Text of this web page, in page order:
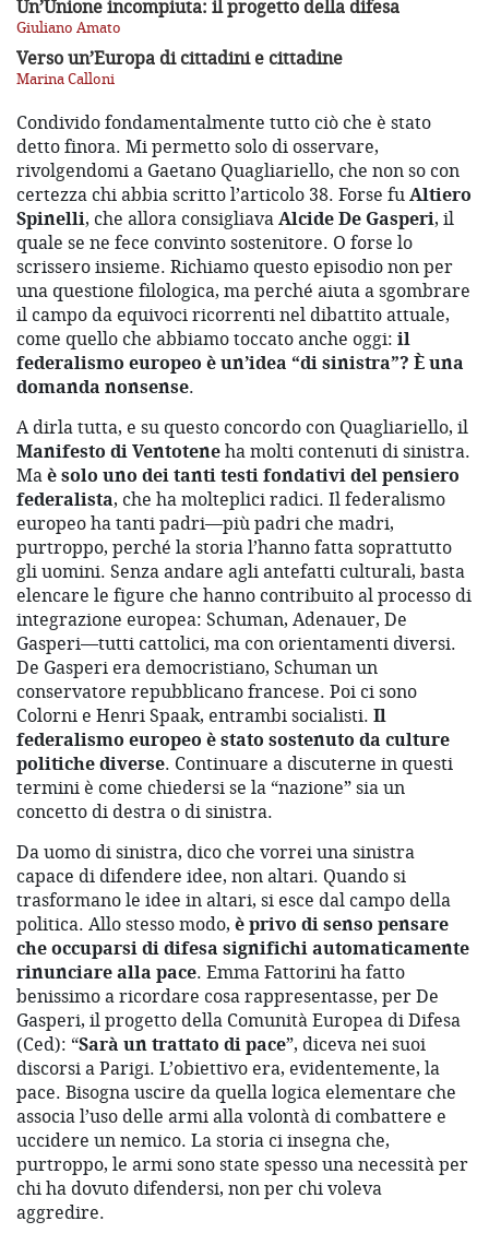
Un’Unione incompiuta: il progetto della difesa
Giuliano Amato
Verso un’Europa di cittadini e cittadine
Marina Calloni
Condivido fondamentalmente tutto ciò che è stato
detto finora. Mi permetto solo di osservare,
rivolgendomi a Gaetano Quagliariello, che non so con
certezza chi abbia scritto l’articolo 38. Forse fuAltiero
Spinelli, che allora consigliavaAlcide De Gasperi, il
quale se ne fece convinto sostenitore. O forse lo
scrissero insieme. Richiamo questo episodio non per
una questione filologica, ma perché aiuta a sgombrare
il campo da equivoci ricorrenti nel dibattito attuale,
come quello che abbiamo toccato anche oggi: il
federalismo europeo è un’idea “di sinistra”? È una
domanda nonsense.
A dirla tutta, e su questo concordo con Quagliariello, il
Manifesto di Ventoteneha molti contenuti di sinistra.
Maè solo uno dei tantitesti fondativi del pensiero
federalista, che ha molteplici radici. Il federalismo
europeo ha tanti padri—più padri che madri,
purtroppo, perché la storia l’hanno fatta soprattutto
gli uomini. Senza andare agli antefatti culturali, basta
elencare le figure che hanno contribuito al processo di
integrazione europea: Schuman, Adenauer, De
Gasperi—tutti cattolici, ma con orientamenti diversi.
De Gasperi era democristiano, Schuman un
conservatore repubblicano francese. Poi ci sono
Colorni e Henri Spaak, entrambi socialisti. Il
federalismo europeo è stato sostenuto da culture
politiche diverse. Continuare a discuterne in questi
termini è come chiedersi se la “nazione” sia un
concetto di destra o di sinistra.
Da uomo di sinistra, dico che vorrei una sinistra
capace di difendere idee, non altari. Quando si
trasformano le idee in altari, si esce dal campo della
politica. Allo stesso modo, è privo di senso pensare
che occuparsi di difesa significhi automaticamente
rinunciare alla pace. Emma Fattorini ha fatto
benissimo a ricordare cosa rappresentasse, per De
Gasperi, il progetto della Comunità Europea di Difesa
(Ced): “Sarà un trattato di pace”, diceva nei suoi
discorsi a Parigi. L’obiettivo era, evidentemente, la
pace. Bisogna uscire da quella logica elementare che
associa l’uso delle armi alla volontà di combattere e
uccidere un nemico. La storia ci insegna che,
purtroppo, le armi sono state spesso una necessità per
chi ha dovuto difendersi, non per chi voleva
aggredire.